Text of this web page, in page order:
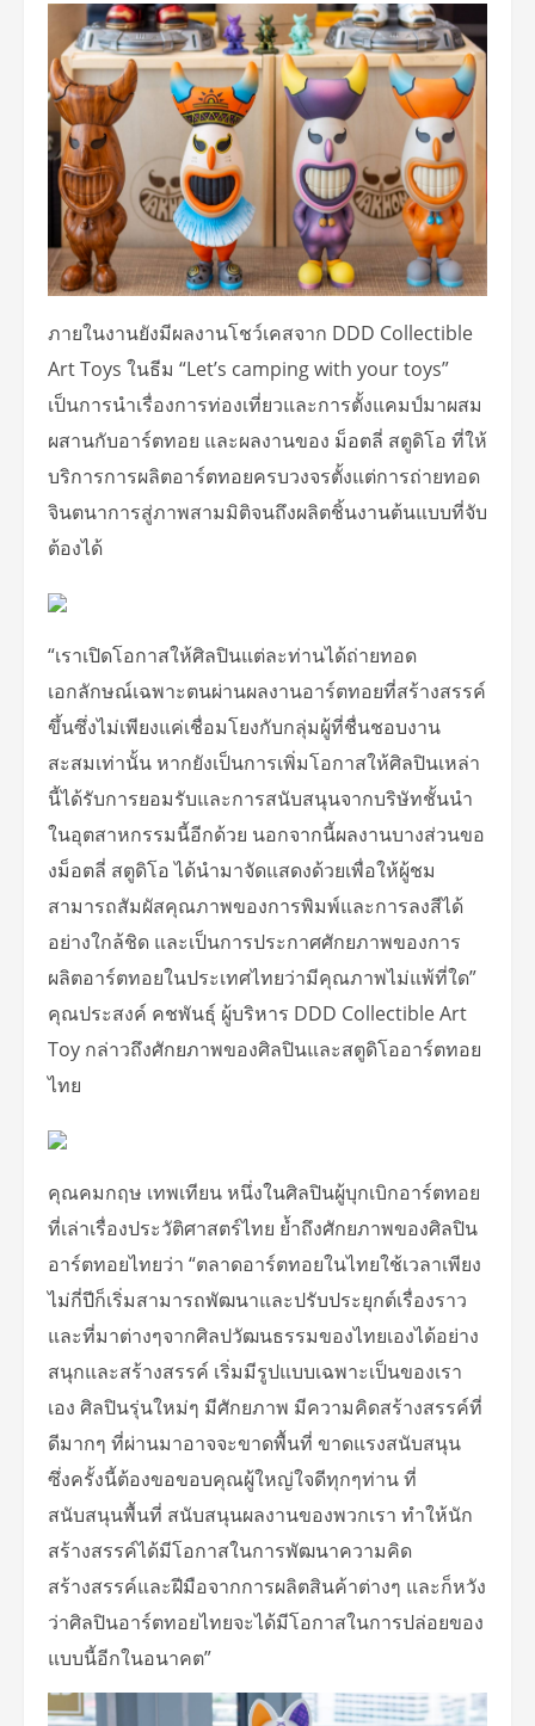
ภายในงานยังมีผลงานโชว์เคสจาก DDD Collectible
Art Toys ในธีม “Let’s camping with your toys”
เป็นการนำเรื่องการท่องเที่ยวและการตั้งแคมป์มาผสม
ผสานกับอาร์ตทอย และผลงานของ ม็อตลี่ สตูดิโอ ที่ให้
บริการการผลิตอาร์ตทอยครบวงจรตั้งแต่การถ่ายทอด
จินตนาการสู่ภาพสามมิติจนถึงผลิตชิ้นงานต้นแบบที่จับ
ต้องได้
“เราเปิดโอกาสให้ศิลปินแต่ละท่านได้ถ่ายทอด
เอกลักษณ์เฉพาะตนผ่านผลงานอาร์ตทอยที่สร้างสรรค์
ขึ้นซึ่งไม่เพียงแค่เชื่อมโยงกับกลุ่มผู้ที่ชื่นชอบงาน
สะสมเท่านั้น หากยังเป็นการเพิ่มโอกาสให้ศิลปินเหล่า
นี้ได้รับการยอมรับและการสนับสนุนจากบริษัทชั้นนำ
ในอุตสาหกรรมนี้อีกด้วย นอกจากนี้ผลงานบางส่วนขอ
งม็อตลี่ สตูดิโอ ได้นำมาจัดแสดงด้วยเพื่อให้ผู้ชม
สามารถสัมผัสคุณภาพของการพิมพ์และการลงสีได้
อย่างใกล้ชิด และเป็นการประกาศศักยภาพของการ
ผลิตอาร์ตทอยในประเทศไทยว่ามีคุณภาพไม่แพ้ที่ใด”
คุณประสงค์ คชพันธุ์ ผู้บริหาร DDD Collectible Art
Toy กล่าวถึงศักยภาพของศิลปินและสตูดิโออาร์ตทอย
ไทย
คุณคมกฤษ เทพเทียน หนึ่งในศิลปินผู้บุกเบิกอาร์ตทอย
ที่เล่าเรื่องประวัติศาสตร์ไทย ย้ำถึงศักยภาพของศิลปิน
อาร์ตทอยไทยว่า “ตลาดอาร์ตทอยในไทยใช้เวลาเพียง
ไม่กี่ปีก็เริ่มสามารถพัฒนาและปรับประยุกต์เรื่องราว
และที่มาต่างๆจากศิลปวัฒนธรรมของไทยเองได้อย่าง
สนุกและสร้างสรรค์ เริ่มมีรูปแบบเฉพาะเป็นของเรา
เอง ศิลปินรุ่นใหม่ๆ มีศักยภาพ มีความคิดสร้างสรรค์ที่
ดีมากๆ ที่ผ่านมาอาจจะขาดพื้นที่ ขาดแรงสนับสนุน
ซึ่งครั้งนี้ต้องขอขอบคุณผู้ใหญ่ใจดีทุกๆท่าน ที่
สนับสนุนพื้นที่ สนับสนุนผลงานของพวกเรา ทำให้นัก
สร้างสรรค์ได้มีโอกาสในการพัฒนาความคิด
สร้างสรรค์และฝีมือจากการผลิตสินค้าต่างๆ และก็หวัง
ว่าศิลปินอาร์ตทอยไทยจะได้มีโอกาสในการปล่อยของ
แบบนี้อีกในอนาคต”